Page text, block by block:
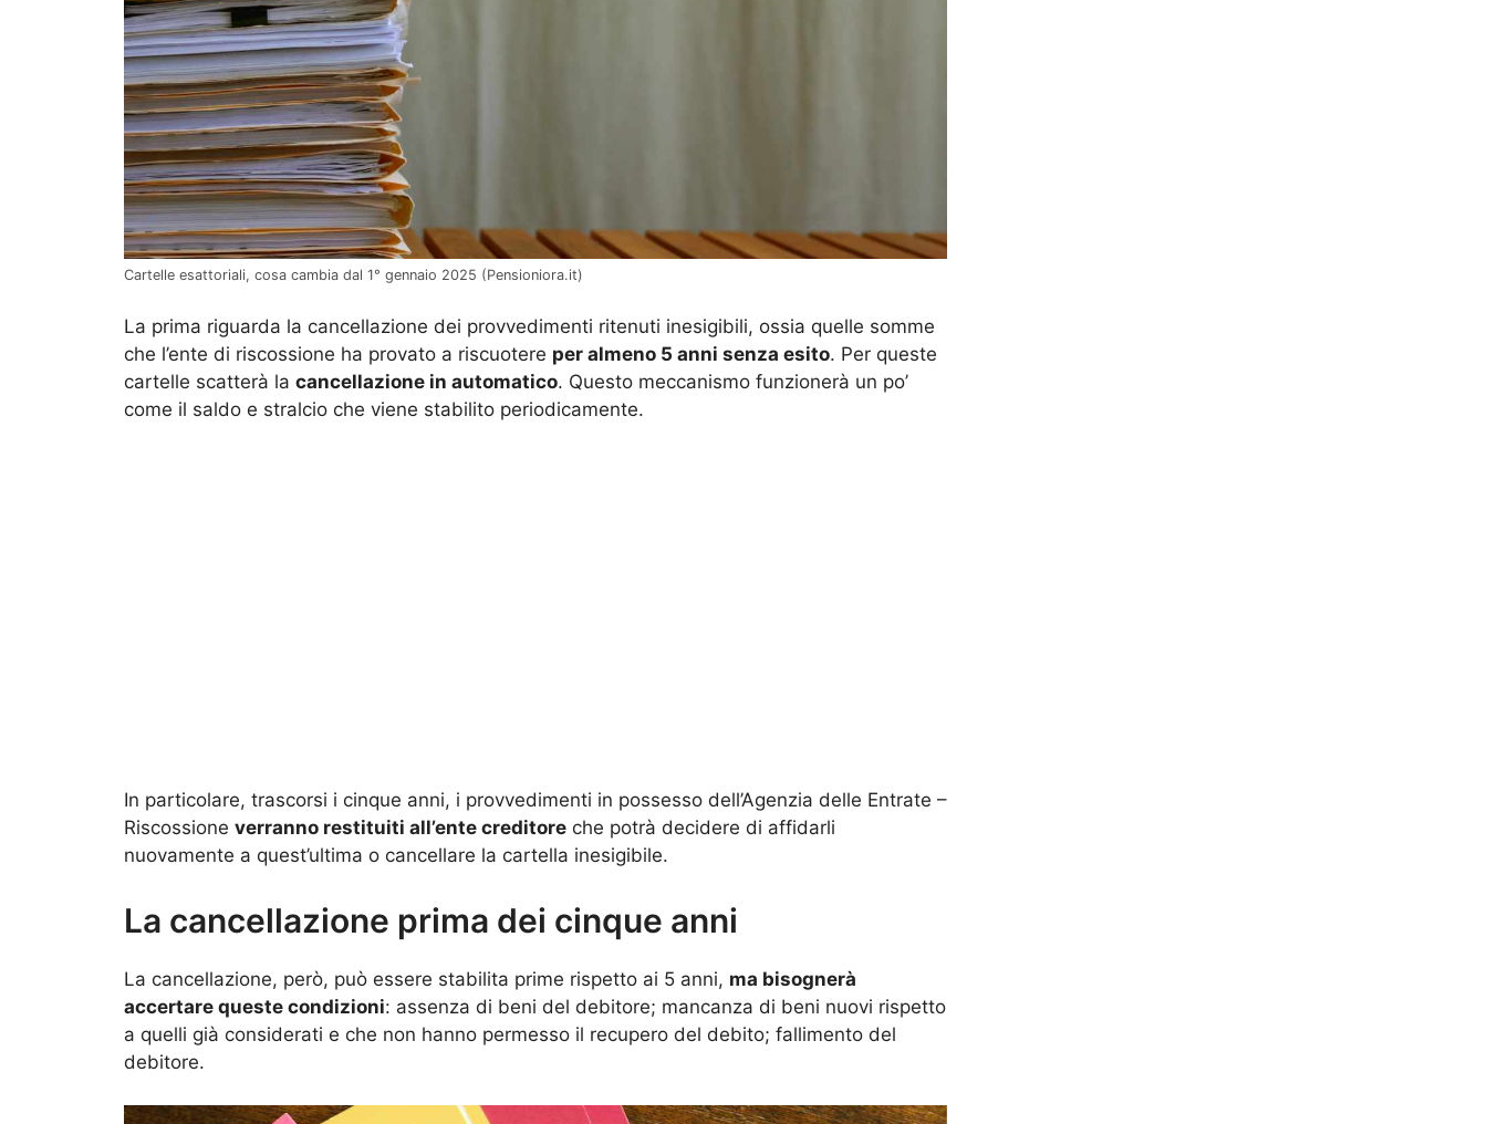
Cartelle esattoriali, cosa cambia dal 1° gennaio 2025 (Pensioniora.it)
La prima riguarda la cancellazione dei provvedimenti ritenuti inesigibili, ossia quelle somme
che l’ente di riscossione ha provato a riscuotere per almeno 5 anni senza esito. Per queste
cartelle scatterà la cancellazione in automatico. Questo meccanismo funzionerà un po’
come il saldo e stralcio che viene stabilito periodicamente.
In particolare, trascorsi i cinque anni, i provvedimenti in possesso dell’Agenzia delle Entrate –
Riscossione verranno restituiti all’ente creditore che potrà decidere di affidarli
nuovamente a quest’ultima o cancellare la cartella inesigibile.
La cancellazione prima dei cinque anni
La cancellazione, però, può essere stabilita prime rispetto ai 5 anni, ma bisognerà
accertare queste condizioni: assenza di beni del debitore; mancanza di beni nuovi rispetto
a quelli già considerati e che non hanno permesso il recupero del debito; fallimento del
debitore.